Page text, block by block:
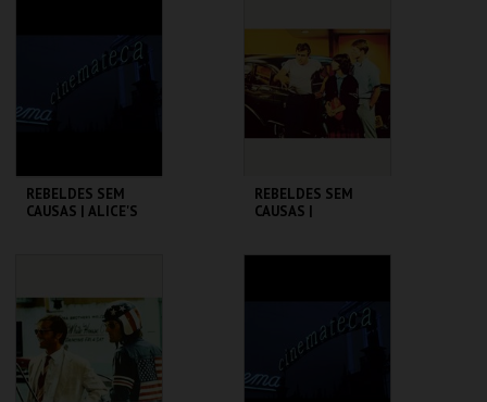
MAIS INFO MAIS INFO
COMPRAR
REBELDES SEM
CAUSAS | ALICE'S
MAIS INFO
COMPRAR
REBELDES SEM
CAUSAS |
MAIS INFO